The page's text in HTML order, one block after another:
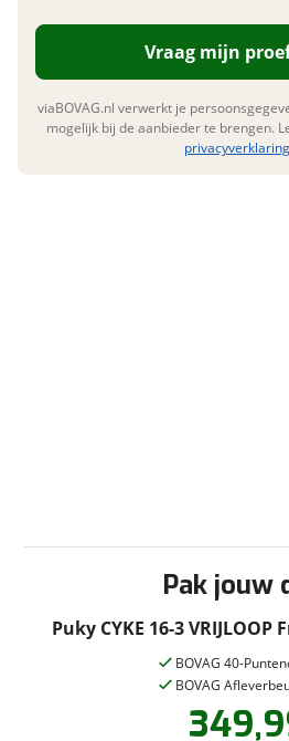
Pak jouw
Puky CYKE 16-3
21cm
BOVAG 40-
BOVAG
Vraag een
Stel eenvraag!
Vraag mijn
viaBOVAG.nl verwerkt je
mogelijk bij de aanbieder te brengen.
privacyverklaring